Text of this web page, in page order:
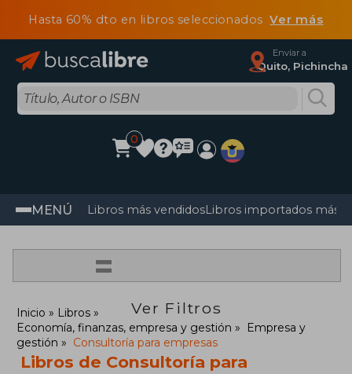
Hasta 60% dto en libros seleccionadosVer más
Enviar a
Quito, Pichincha
0
MENÚ Libros más vendidosLibros importados más
=
Ver Filtros
Inicio
Libros
Economía, finanzas, empresa y gestión
Empresa y
gestión
Consultoría para empresas
Libros de Consultoría para